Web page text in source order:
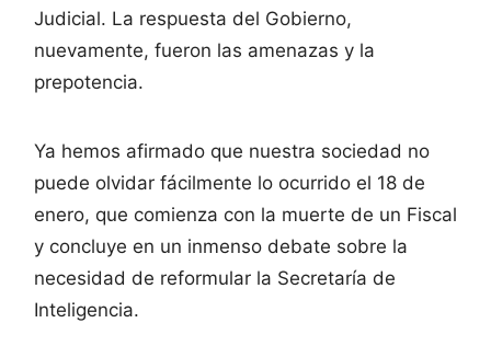
Judicial. La respuesta del Gobierno,
nuevamente, fueron las amenazas y la
prepotencia.
Ya hemos afirmado que nuestra sociedad no
puede olvidar fácilmente lo ocurrido el 18 de
enero, que comienza con la muerte de un Fiscal
y concluye en un inmenso debate sobre la
necesidad de reformular la Secretaría de
Inteligencia.